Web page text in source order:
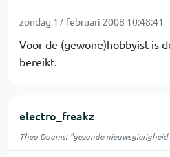
zondag 17 februari 2008 10:48:41
Voor de (gewone)hobbyist is
bereikt.
electro_freakz
Theo Dooms: "gezonde